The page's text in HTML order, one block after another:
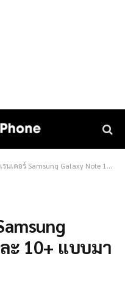
ร์ Samsung Galaxy Note 10 และ 10+ แบบมาครบ 3 เฉดสี
ะ 10+ แบบมา